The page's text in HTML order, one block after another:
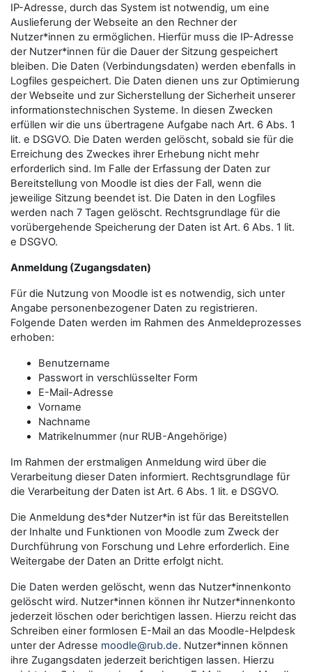
IP-Adresse, durch das System ist notwendig, um eine
Auslieferung der Webseite an den Rechner der
Nutzer*innen zu ermöglichen. Hierfür muss die IP-Adresse
der Nutzer*innen für die Dauer der Sitzung gespeichert
bleiben. Die Daten (Verbindungsdaten) werden ebenfalls in
Logfiles gespeichert. Die Daten dienen uns zur Optimierung
der Webseite und zur Sicherstellung der Sicherheit unserer
informationstechnischen Systeme. In diesen Zwecken
erfüllen wir die uns übertragene Aufgabe nach Art. 6 Abs. 1
lit. e DSGVO. Die Daten werden gelöscht, sobald sie für die
Erreichung des Zweckes ihrer Erhebung nicht mehr
erforderlich sind. Im Falle der Erfassung der Daten zur
Bereitstellung von Moodle ist dies der Fall, wenn die
jeweilige Sitzung beendet ist. Die Daten in den Logfiles
werden nach 7 Tagen gelöscht. Rechtsgrundlage für die
vorübergehende Speicherung der Daten ist Art. 6 Abs. 1 lit.
e DSGVO.
Anmeldung (Zugangsdaten)
Für die Nutzung von Moodle ist es notwendig, sich unter
Angabe personenbezogener Daten zu registrieren.
Folgende Daten werden im Rahmen des Anmeldeprozesses
erhoben:
Benutzername
Passwort in verschlüsselter Form
E-Mail-Adresse
Vorname
Nachname
Matrikelnummer (nur RUB-Angehörige)
Im Rahmen der erstmaligen Anmeldung wird über die
Verarbeitung dieser Daten informiert. Rechtsgrundlage für
die Verarbeitung der Daten ist Art. 6 Abs. 1 lit. e DSGVO.
Die Anmeldung des*der Nutzer*in ist für das Bereitstellen
der Inhalte und Funktionen von Moodle zum Zweck der
Durchführung von Forschung und Lehre erforderlich. Eine
Weitergabe der Daten an Dritte erfolgt nicht.
Die Daten werden gelöscht, wenn das Nutzer*innenkonto
gelöscht wird. Nutzer*innen können ihr Nutzer*innenkonto
jederzeit löschen oder berichtigen lassen. Hierzu reicht das
Schreiben einer formlosen E-Mail an das Moodle-Helpdesk
unter der Adresse moodle@rub.de. Nutzer*innen können
ihre Zugangsdaten jederzeit berichtigen lassen. Hierzu